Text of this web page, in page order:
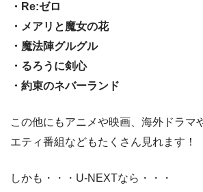
・Re:ゼロ
・メアリと魔女の花
・魔法陣グルグル
・るろうに剣心
・約束のネバーランド
この他にもアニメや映画、海外ドラマ
エティ番組などもたくさん見れます！
しかも・・・U-NEXTなら・・・